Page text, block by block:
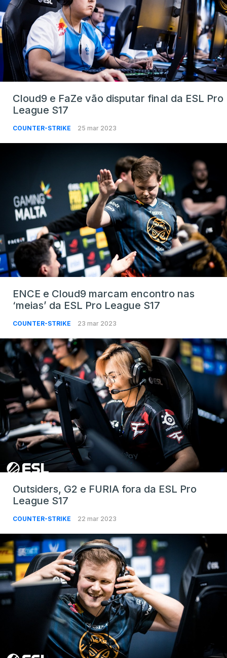
Cloud9 e FaZe vão disputar final da ESL Pro
League S17
COUNTER-STRIKE 25 mar 2023
ENCE e Cloud9 marcam encontro nas
‘meias’ da ESL Pro League S17
COUNTER-STRIKE 23 mar 2023
Outsiders, G2 e FURIA fora da ESL Pro
League S17
COUNTER-STRIKE 22 mar 2023